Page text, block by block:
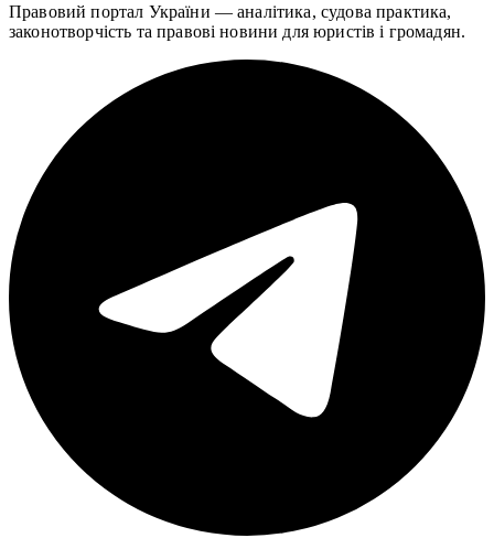
Правовий портал України — аналітика, судова практика,
законотворчість та правові новини для юристів і громадян.